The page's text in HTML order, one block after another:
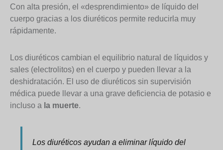
Con alta presión, el «desprendimiento» de líquido del
cuerpo gracias a los diuréticos permite reducirla muy
rápidamente.
Los diuréticos cambian el equilibrio natural de líquidos y
sales (electrolitos) en el cuerpo y pueden llevar a la
deshidratación. El uso de diuréticos sin supervisión
médica puede llevar a una grave deficiencia de potasio e
incluso a la muerte.
Los diuréticos ayudan a eliminar líquido del